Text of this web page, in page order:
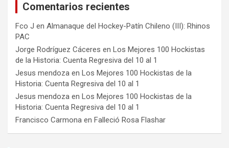
Comentarios recientes
Fco J en Almanaque del Hockey-Patín Chileno (III): Rhinos
PAC
Jorge Rodríguez Cáceres en Los Mejores 100 Hockistas
de la Historia: Cuenta Regresiva del 10 al 1
Jesus mendoza en Los Mejores 100 Hockistas de la
Historia: Cuenta Regresiva del 10 al 1
Jesus mendoza en Los Mejores 100 Hockistas de la
Historia: Cuenta Regresiva del 10 al 1
Francisco Carmona en Falleció Rosa Flashar